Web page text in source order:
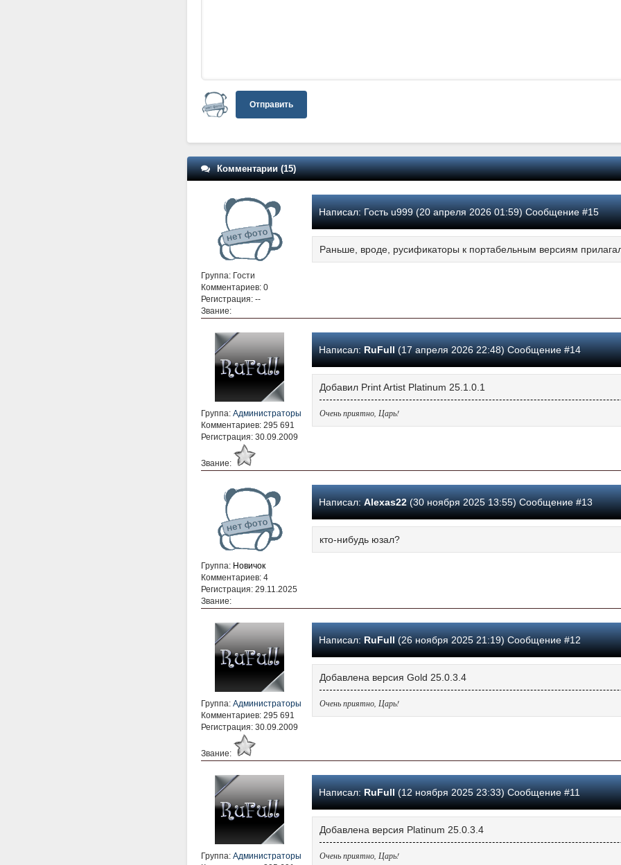
Отправить
Комментарии (15)
Группа: Гости
Комментариев: 0
Регистрация: --
Звание:
Написал:Гость u999 (20 апреля 2026 01:59) Сообщение #15
Раньше, вроде, русификаторы к портабельным версиям
Группа: Администраторы
Комментариев: 295 691
Регистрация: 30.09.2009
Звание:
Написал: RuFull(17 апреля 2026 22:48) Сообщение #14
Добавил Print Artist Platinum 25.1.0.1
Очень приятно, Царь!
Группа: Новичок
Комментариев: 4
Регистрация: 29.11.2025
Звание:
Написал: Alexas22(30 ноября 2025 13:55) Сообщение #13
кто-нибудь юзал?
Группа: Администраторы
Комментариев: 295 691
Регистрация: 30.09.2009
Звание:
Написал: RuFull(26 ноября 2025 21:19) Сообщение #12
Добавлена версия Gold 25.0.3.4
Очень приятно, Царь!
Группа: Администраторы
Написал: RuFull(12 ноября 2025 23:33) Сообщение #11
Добавлена версия Platinum 25.0.3.4
Очень приятно, Царь!